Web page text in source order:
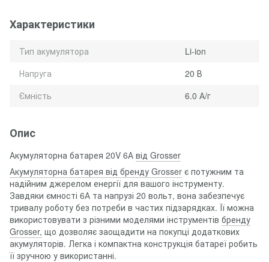
Характеристики
Тип акумулятора
Li-ion
Напруга
20 В
Ємність
6.0 А/г
Опис
Акумуляторна батарея 20V 6А від Grosser
Акумуляторна батарея від бренду Grosser є потужним та
надійним джерелом енергії для вашого інструменту.
Завдяки ємності 6А та напрузі 20 вольт, вона забезпечує
тривалу роботу без потреби в частих підзарядках. Її можна
використовувати з різними моделями інструментів бренду
Grosser, що дозволяє заощадити на покупці додаткових
акумуляторів. Легка і компактна конструкція батареї робить
її зручною у використанні.